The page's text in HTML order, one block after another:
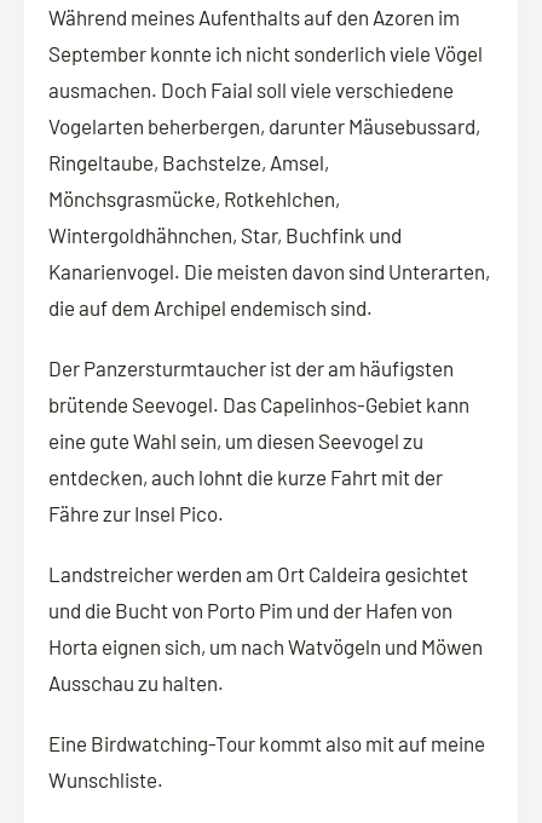
Während meines Aufenthalts auf den Azoren im
September konnte ich nicht sonderlich viele Vögel
ausmachen. Doch Faial soll viele verschiedene
Vogelarten beherbergen, darunter Mäusebussard,
Ringeltaube, Bachstelze, Amsel,
Mönchsgrasmücke, Rotkehlchen,
Wintergoldhähnchen, Star, Buchfink und
Kanarienvogel. Die meisten davon sind Unterarten,
die auf dem Archipel endemisch sind.
Der Panzersturmtaucher ist der am häufigsten
brütende Seevogel. Das Capelinhos-Gebiet kann
eine gute Wahl sein, um diesen Seevogel zu
entdecken, auch lohnt die kurze Fahrt mit der
Fähre zur Insel Pico.
Landstreicher werden am Ort Caldeira gesichtet
und die Bucht von Porto Pim und der Hafen von
Horta eignen sich, um nach Watvögeln und Möwen
Ausschau zu halten.
Eine Birdwatching-Tour kommt also mit auf meine
Wunschliste.